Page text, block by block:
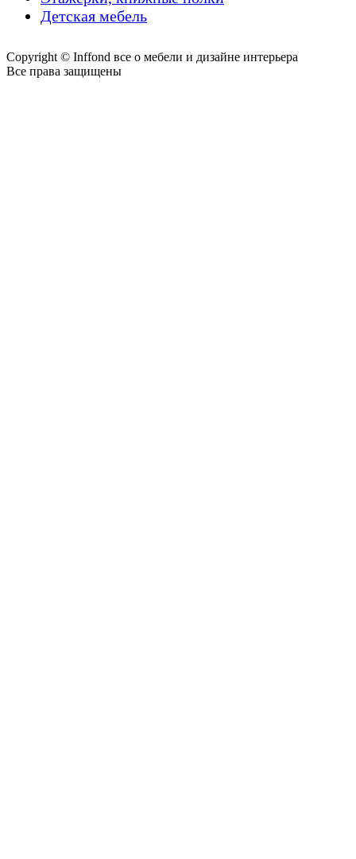
Детская мебель
Copyright © Inffond все о мебели и дизайне интерьера
Все права защищены